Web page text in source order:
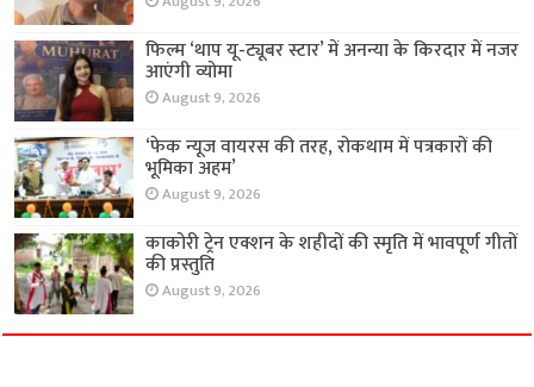
फिल्म ‘थाप यू-ट्यूबर स्टार’ में अनन्या के किरदार में नजर
आएंगी व्योमा
August 9, 2026
‘फेक न्यूज वायरस की तरह, रोकथाम में पत्रकारों की
भूमिका अहम’
August 9, 2026
काकोरी ट्रेन एक्शन के शहीदों की स्मृति में भावपूर्ण गीतों
की प्रस्तुति
August 9, 2026